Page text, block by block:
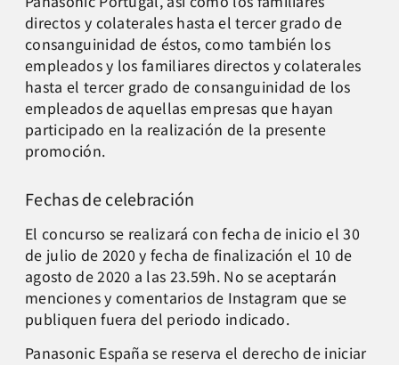
directos y colaterales hasta el tercer grado de
consanguinidad de éstos, como también los
empleados y los familiares directos y colaterales
hasta el tercer grado de consanguinidad de los
empleados de aquellas empresas que hayan
participado en la realización de la presente
promoción.
Fechas de celebración
El concurso se realizará con fecha de inicio el 30
de julio de 2020 y fecha de finalización el 10 de
agosto de 2020 a las 23.59h. No se aceptarán
menciones y comentarios de Instagram que se
publiquen fuera del periodo indicado.
Panasonic España se reserva el derecho de iniciar